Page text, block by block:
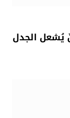
يُشعل الجدل